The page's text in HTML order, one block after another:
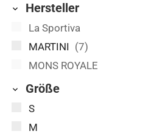
Hersteller
La Sportiva
MARTINI (7)
MONS ROYALE
Größe
S
M